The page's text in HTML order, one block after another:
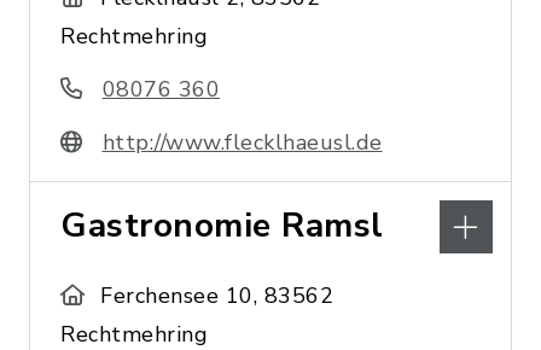
Rechtmehring
08076 360
http://www.flecklhaeusl.de
Gastronomie Ramsl
Ferchensee 10, 83562
Rechtmehring